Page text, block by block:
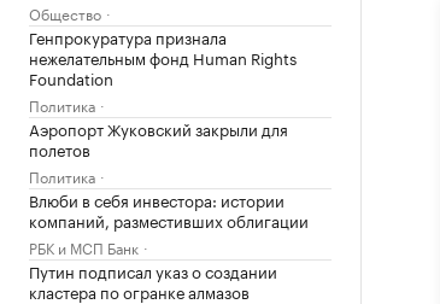
Общество
Генпрокуратура признала
нежелательным фонд Human Rights
Foundation
Политика
Аэропорт Жуковский закрыли для
полетов
Политика
Влюби в себя инвестора: истории
компаний, разместивших облигации
РБК и МСП Банк
Путин подписал указ о создании
кластера по огранке алмазов